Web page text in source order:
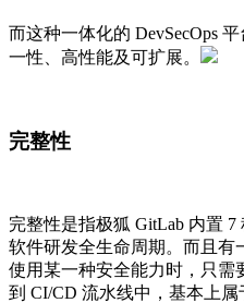
而这种一体化的 DevSecOps
一性、高性能及可扩展。
完整性
完整性是指极狐 GitLab 内置
软件研发全生命周期。而且有
使用某一种安全能力时，只需
到 CI/CD 流水线中，基本上属